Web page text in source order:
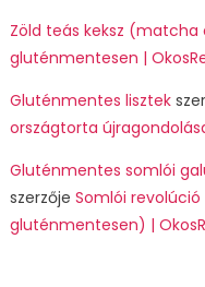
Zöld teás keksz (matcha
gluténmentesen |
Gluténmentes lisztek
országtorta
Gluténmentes somlói
szerzője Somlói
gluténmentesen) |